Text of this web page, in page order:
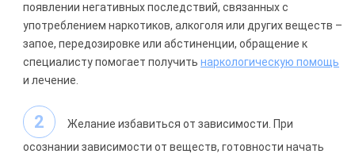
появлении негативных последствий, связанных с
употреблением наркотиков, алкоголя или других веществ –
запое, передозировке или абстиненции, обращение к
специалисту помогает получить наркологическую помощь
и лечение.
Желание избавиться от зависимости. При
осознании зависимости от веществ, готовности начать